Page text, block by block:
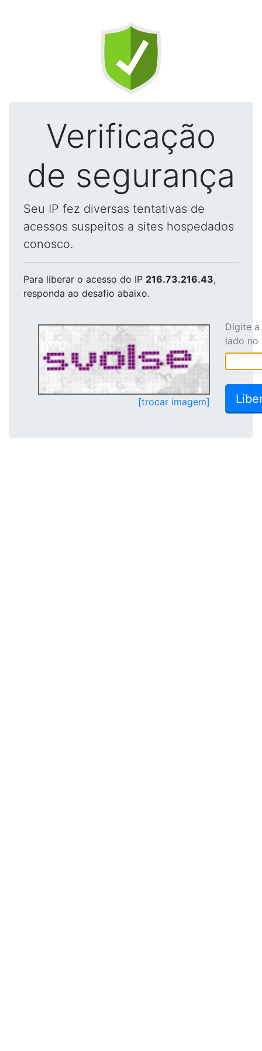
Verificação
de segurança
Seu IP fez diversas tentativas de
acessos suspeitos a sites hospedados
conosco.
Para liberar o acesso do IP 216.73.216.43,
responda ao desafio abaixo.
[trocar imagem]
Digite
lado no